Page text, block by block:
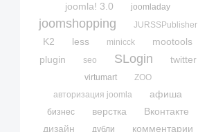
joomla! 3.0 joomladay
joomshopping JURSSPublisher
K2 less minicck
mootools
plugin
seo SLogin twitter
virtumart
ZOO
авторизация joomla
афиша
бизнес верстка
Вконтакте
дизайн
дубли комментарии